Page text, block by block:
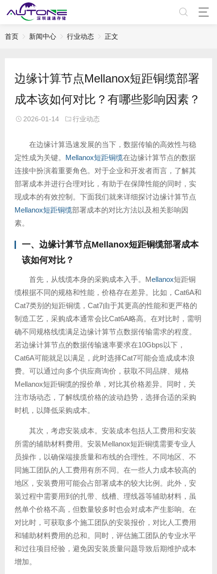
首页 新闻中心 行业动态 正文
边缘计算节点Mellanox短距铜缆部署
成本该如何对比？有哪些影响因素？
2026-01-14 行业动态
在边缘计算迅速发展的当下，数据传输的高效性与稳
定性成为关键。 Mellanox短距铜缆在边缘计算节点的数据
连接中扮演着重要角色。对于企业和开发者而言，了解其
部署成本并进行合理对比，有助于在保障性能的同时，实
现成本的有效控制。下面我们就来详细探讨边缘计算节点
Mellanox短距铜缆部署成本的对比方法以及相关影响因
素。
一、边缘计算节点Mellanox短距铜缆部署成本
该如何对比？
首先，从线缆本身的采购成本入手。Mellanox短距铜
缆根据不同的规格和性能，价格存在差异。比如，Cat6A和
Cat7类别的短距铜缆，Cat7由于其更高的性能和更严格的
制造工艺，采购成本通常会比Cat6A略高。在对比时，需明
确不同规格线缆满足边缘计算节点数据传输需求的程度。
若边缘计算节点的数据传输速率要求在10Gbps以下，
Cat6A可能就足以满足，此时选择Cat7可能会造成成本浪
费。可以通过向多个供应商询价，获取不同品牌、规格
Mellanox短距铜缆的报价单，对比其价格差异。同时，关
注市场动态，了解线缆价格的波动趋势，选择合适的采购
时机，以降低采购成本。
其次，考虑安装成本。安装成本包括人工费用和安装
所需的辅助材料费用。安装Mellanox短距铜缆需要专业人
员操作，以确保端接质量和布线的合理性。不同地区、不
同施工团队的人工费用有所不同。在一些人力成本较高的
地区，安装费用可能会占部署成本的较大比例。此外，安
装过程中需要用到的扎带、线槽、理线器等辅助材料，虽
然单个价格不高，但数量较多时也会对成本产生影响。在
对比时，可获取多个施工团队的安装报价，对比人工费用
和辅助材料费用的总和。同时，评估施工团队的专业水平
和过往项目经验，避免因安装质量问题导致后期维护成本
增加。